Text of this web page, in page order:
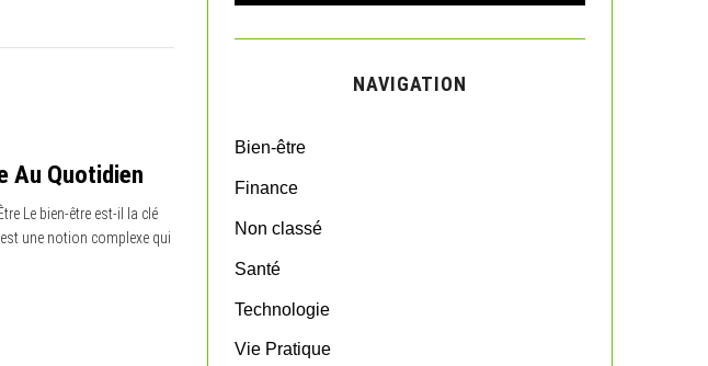
Au Quotidien
Le bien-être est-il la clé
une notion complexe qui
a
r
o
A
C
NAVIGATION
Bien-être
Finance
Non classé
Santé
Technologie
Vie Pratique